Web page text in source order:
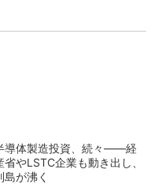
導体製造投資、続々――経
省やLSTC企業も動き出し、
島が沸く